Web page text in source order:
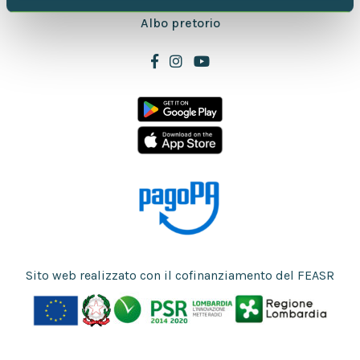
pubblicità e social media, i quali potrebbero combinarle
con altre informazioni che hai fornito loro o che hanno
raccolto dal tuo utilizzo dei loro servizi.
Amministrazione trasparente
Albo pretorio
Sito web realizzato con il cofinanziamento del FEASR